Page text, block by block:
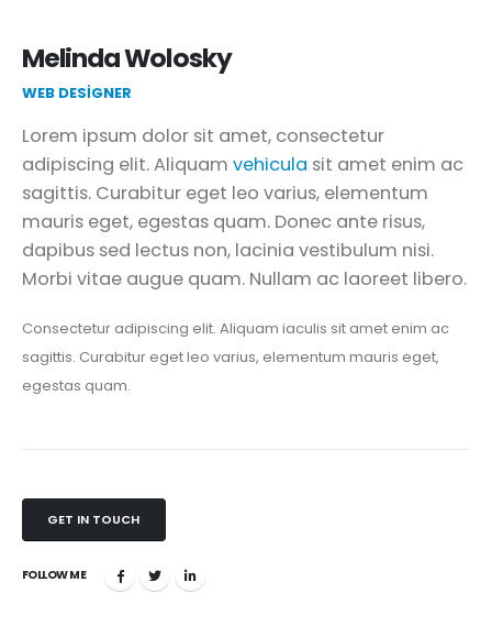
Melinda Wolosky
WEB DESIGNER
Lorem ipsum dolor sit amet, consectetur
adipiscing elit. Aliquam vehicula sit amet enim ac
sagittis. Curabitur eget leo varius, elementum
mauris eget, egestas quam. Donec ante risus,
dapibus sed lectus non, lacinia vestibulum nisi.
Morbi vitae augue quam. Nullam ac laoreet libero.
Consectetur adipiscing elit. Aliquam iaculis sit amet enim ac
sagittis. Curabitur eget leo varius, elementum mauris eget,
egestas quam.
GET IN TOUCH
FOLLOW ME